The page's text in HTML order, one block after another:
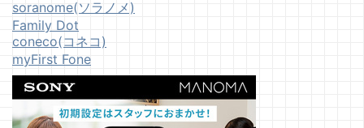
soranome(ソラノメ)
Family Dot
coneco(コネコ)
myFirst Fone